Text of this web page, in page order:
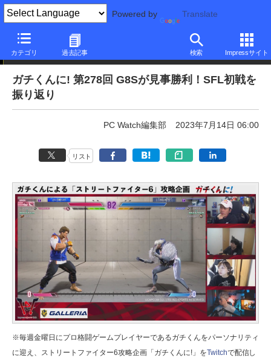
Powered by Translate
カテゴリ 過去記事 検索 Impressサイト
ニュース
ガチくんに! 第278回 G8Sが見事勝利！SFL初戦を
振り返り
PC Watch編集部 2023年7月14日 06:00
リスト
※毎週金曜日にプロ格闘ゲームプレイヤーであるガチくんをパーソナリティ
に迎え、ストリートファイター6攻略企画「ガチくんに!」をTwitchで配信し